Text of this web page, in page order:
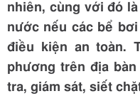
nhiên, cùng với đó
nước nếu các bể
điều kiện an toàn.
phương trên địa
tra, giám sát, siết